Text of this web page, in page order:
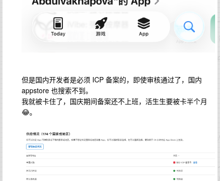
但是国内开发者是必须 ICP 备案的，即使审核通过了，国内
appstore 也搜索不到。
我就被卡住了，国庆期间备案还不上班，活生生要被卡半个月
😂。